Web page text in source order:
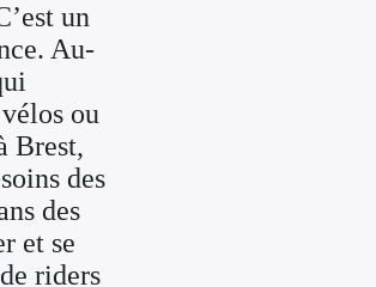
un
Au-
ou
Brest,
des
des
et se
riders